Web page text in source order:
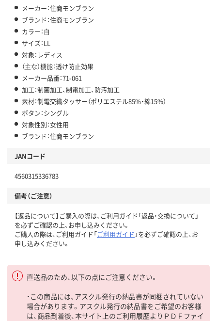
メーカー：住商モンブラン
ブランド：住商モンブラン
カラー：白
サイズ：LL
対象：レディス
（主な）機能：透け防止効果
メーカー品番：71-061
加工：制菌加工、制電加工、防汚加工
素材：制電交織タッサー（ポリエステル85%・綿15%）
ボタン：シングル
対象性別：女性用
ブランド：住商モンブラン
JANコード
4560315336783
備考（ご注意）
【返品について】ご購入の際は、ご利用ガイド「返品・交換について」
を必ずご確認の上、お申し込みください。
ご購入の際は、ご利用ガイド「ご利用ガイド 」を必ずご確認の上、お
申し込みください。
直送品のため、以下の点にご注意ください。
・この商品には、アスクル発行の納品書が同梱されていない
場合があります。アスクル発行の納品書をご希望のお客様
は、商品到着後、本サイト上のご利用履歴よりＰＤＦファイ